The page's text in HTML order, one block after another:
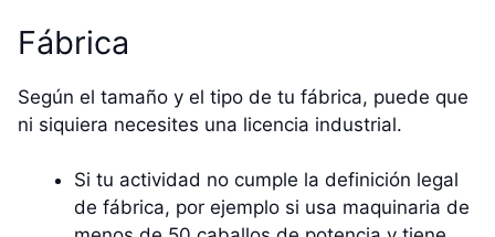
Fábrica
Según el tamaño y el tipo de tu fábrica, puede que
ni siquiera necesites una licencia industrial.
Si tu actividad no cumple la definición legal
de fábrica, por ejemplo si usa maquinaria de